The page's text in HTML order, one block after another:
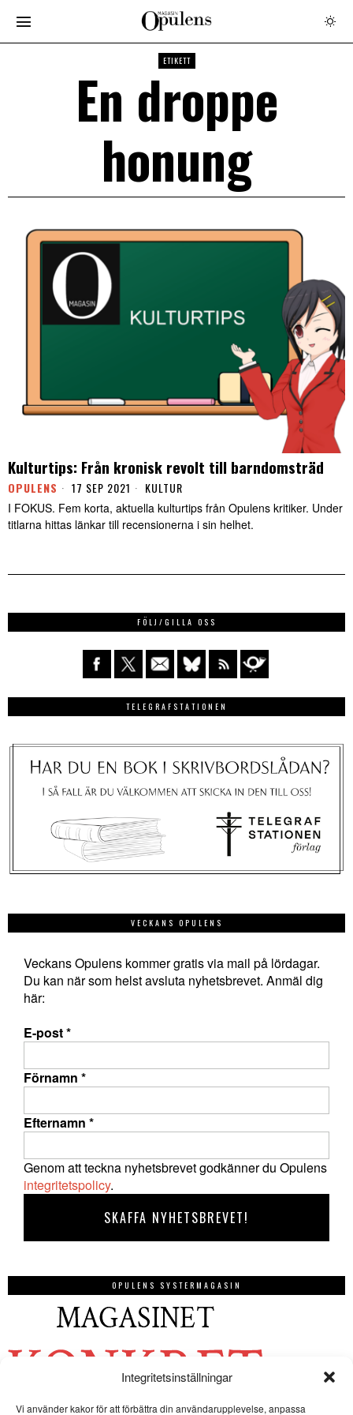
Integritetsinställningar
Vi använder kakor för att förbättra din användarupplevelse, anpassa
ETIKETT
En droppe
honung
Kulturtips: Från kronisk revolt till barndomsträd
OPULENS 17 SEP 2021 KULTUR
I FOKUS. Fem korta, aktuella kulturtips från Opulens kritiker. Under
titlarna hittas länkar till recensionerna i sin helhet.
FÖLJ/GILLA OSS
TELEGRAFSTATIONEN
VECKANS OPULENS
Veckans Opulens kommer gratis via mail på lördagar.
Du kan när som helst avsluta nyhetsbrevet. Anmäl dig
här:
E-post*
Förnamn *
Efternamn *
Genom att teckna nyhetsbrevet godkänner du Opulens
integritetspolicy.
OPULENS SYSTERMAGASIN